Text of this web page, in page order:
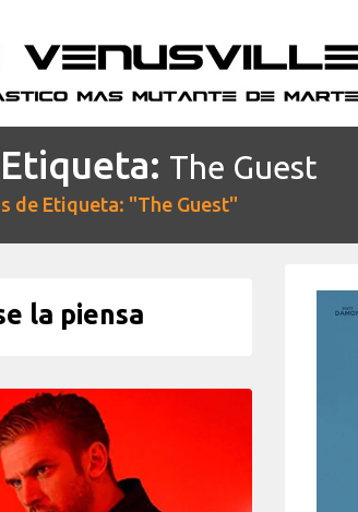
The Guest
de Etiqueta: "The Guest"
la piensa